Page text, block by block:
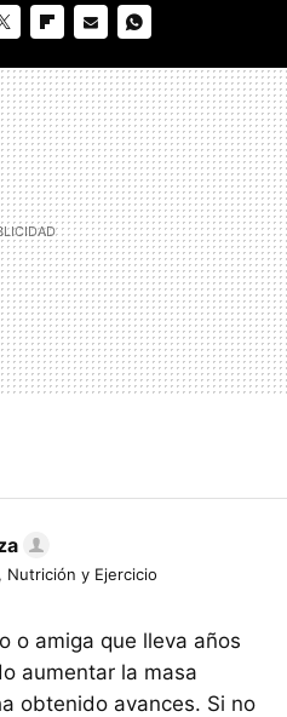
MAIL
Nutrición y Ejercicio
o amiga que lleva años
aumentar la masa
obtenido avances. Si no